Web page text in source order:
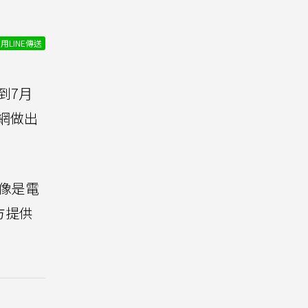
用LINE傳送
7月
做出
是電
提供